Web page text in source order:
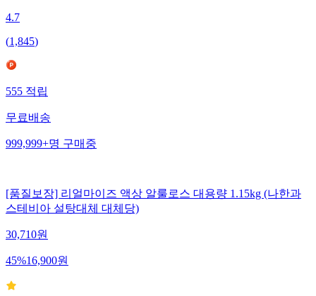
4.7
(1,845)
555 적립
무료배송
999,999+명 구매중
[품질보장] 리얼마이즈 액상 알룰로스 대용량 1.15kg (나한과
스테비아 설탕대체 대체당)
30,710원
45%16,900원